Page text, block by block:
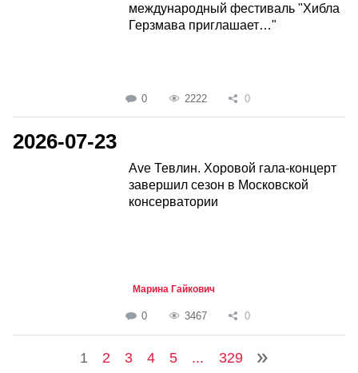
международный фестиваль "Хибла
Герзмава приглашает…"
0 2222 0
2026-07-23
Ave Тевлин. Хоровой гала-концерт
завершил сезон в Московской
консерватории
Марина Гайкович
0 3467 0
1 2 3 4 5 ... 329